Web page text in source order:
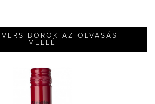
BOROK AZ OLVASÁS
MELLÉ